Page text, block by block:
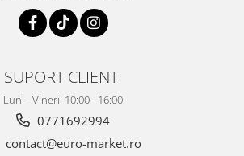
SUPORT CLIENTI
Luni - Vineri: 10:00 - 16:00
0771692994
contact@euro-market.ro